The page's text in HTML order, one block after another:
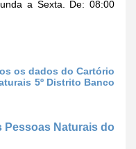
a Sexta. De: 08:00
os dados do Cartório
5º Distrito Banco
Naturais do